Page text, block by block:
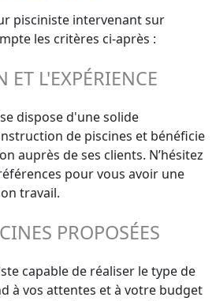
pisciniste intervenant sur
les critères ci-après :
ET L'EXPÉRIENCE
dispose d'une solide
de piscines et bénéficie
auprès de ses clients. N’hésitez
pour vous avoir une
travail.
PROPOSÉES
capable de réaliser le type de
à vos attentes et à votre budget